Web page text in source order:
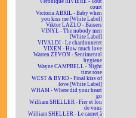
Véronique RIVIÈRE - Tout
court
Victoria ABRIL - Baby when
you kiss me [White Label]
Viktor LAZLO - Baisers
VINYL - The nobody men
[White Label]
VIVALDI - Le chardonneret
VIXEN - How much love
Warren ZEVON - Sentimental
hygiene
Wayne CAMPBELL - Night
time rose
WEST & BYRD - Final kiss of
love [White Label]
WHAM - Where did your heart
go
William SHELLER - Fier et fou
de vous
William SHELLER - Le carnet à